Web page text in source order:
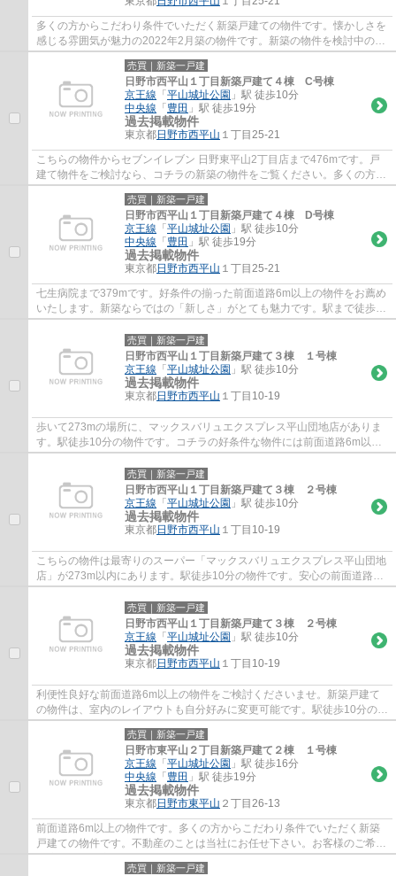
多くの方からこだわり条件でいただく新築戸建ての物件です。懐かしさを
感じる雰囲気が魅力の2022年2月築の物件です。新築の物件を検討中の方
はぜひ一度こちらの物件をご覧ください。駅...
売買｜新築一戸建
日野市西平山１丁目新築戸建て４棟 C号棟
京王線 「 平山城址公園 」駅 徒歩10分
中央線 「 豊田 」駅 徒歩19分
過去掲載物件
東京都日野市西平山 １丁目25-21
こちらの物件からセブンイレブン 日野東平山2丁目店まで476mです。戸
建て物件をご検討なら、コチラの新築の物件をご覧ください。多くの方に
好評の物件で、令和4年2月築となっています...
売買｜新築一戸建
日野市西平山１丁目新築戸建て４棟 D号棟
京王線 「 平山城址公園 」駅 徒歩10分
中央線 「 豊田 」駅 徒歩19分
過去掲載物件
東京都日野市西平山 １丁目25-21
七生病院まで379mです。好条件の揃った前面道路6m以上の物件をお薦め
いたします。新築ならではの「新しさ」がとても魅力です。駅まで徒歩10
分の場所にある物件です。日野市や京王線平...
売買｜新築一戸建
日野市西平山１丁目新築戸建て３棟 １号棟
京王線 「 平山城址公園 」駅 徒歩10分
過去掲載物件
東京都日野市西平山 １丁目10-19
歩いて273mの場所に、マックスバリュエクスプレス平山団地店がありま
す。駅徒歩10分の物件です。コチラの好条件な物件には前面道路6m以上
という仕様も付いてきます。初めてのマイホー...
売買｜新築一戸建
日野市西平山１丁目新築戸建て３棟 ２号棟
京王線 「 平山城址公園 」駅 徒歩10分
過去掲載物件
東京都日野市西平山 １丁目10-19
こちらの物件は最寄りのスーパー「マックスバリュエクスプレス平山団地
店」が273m以内にあります。駅徒歩10分の物件です。安心の前面道路6m
以上の条件を備えております。新築戸建ての...
売買｜新築一戸建
日野市西平山１丁目新築戸建て３棟 ２号棟
京王線 「 平山城址公園 」駅 徒歩10分
過去掲載物件
東京都日野市西平山 １丁目10-19
利便性良好な前面道路6m以上の物件をご検討くださいませ。新築戸建て
の物件は、室内のレイアウトも自分好みに変更可能です。駅徒歩10分の物
件です。一戸建て購入で妥協はしたくないで...
売買｜新築一戸建
日野市東平山２丁目新築戸建て２棟 １号棟
京王線 「 平山城址公園 」駅 徒歩16分
中央線 「 豊田 」駅 徒歩19分
過去掲載物件
東京都日野市東平山 ２丁目26-13
前面道路6m以上の物件です。多くの方からこだわり条件でいただく新築
戸建ての物件です。不動産のことは当社にお任せ下さい。お客様のご希望
に適った不動産をお探しいたします。ぜひ当...
売買｜新築一戸建